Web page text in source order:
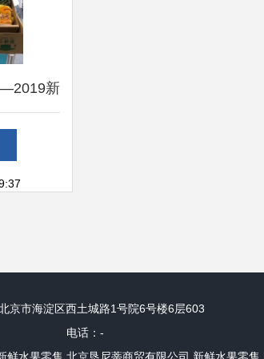
新
鲜水果
京市海淀区西土城路1号院6号楼6层603
电话：-